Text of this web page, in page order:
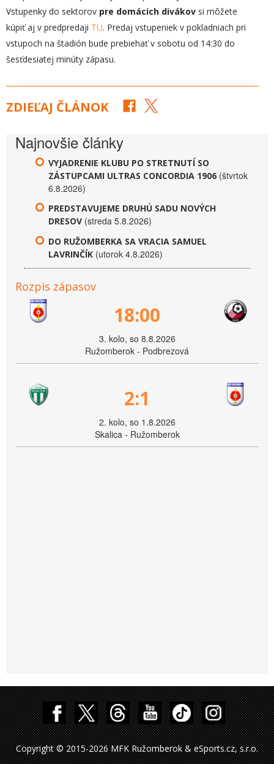
Vstupenky do sektorov pre domácich divákov si môžete
kúpiť aj v predpredaji TU. Predaj vstupeniek v pokladniach pri
vstupoch na štadión bude prebiehať v sobotu od 14:30 do
šesťdesiatej minúty zápasu.
ZDIEĽAJ ČLÁNOK
Najnovšie články
VYJADRENIE KLUBU PO STRETNUTÍ SO
ZÁSTUPCAMI ULTRAS CONCORDIA 1906 (štvrtok
6.8.2026)
PREDSTAVUJEME DRUHÚ SADU NOVÝCH
DRESOV (streda 5.8.2026)
DO RUŽOMBERKA SA VRACIA SAMUEL
LAVRINČÍK (utorok 4.8.2026)
Rozpis zápasov
18:00
3. kolo, so 8.8.2026
Ružomberok - Podbrezová
2:1
2. kolo, so 1.8.2026
Skalica - Ružomberok
Copyright © 2015-2026 MFK Ružomberok & eSports.cz, s.r.o.